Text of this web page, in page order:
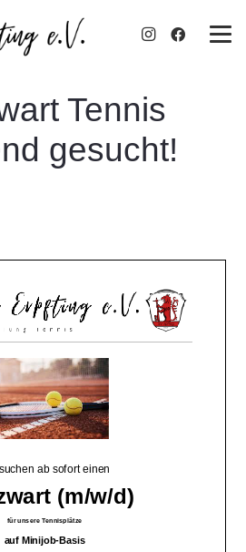
Tennis
gesucht!